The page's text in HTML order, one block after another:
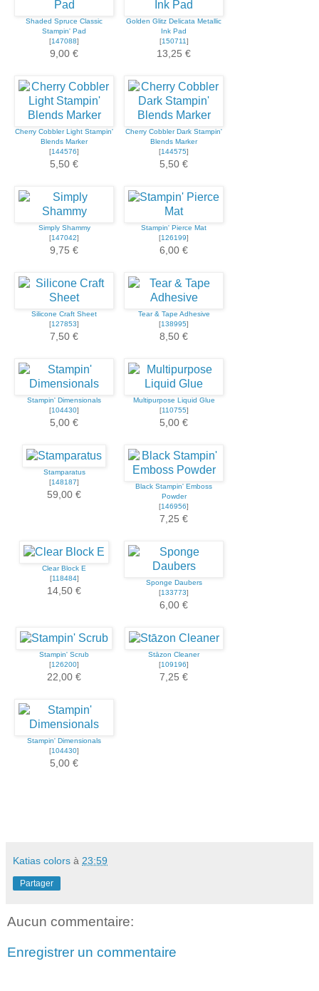
Shaded Spruce Classic
Stampin' Pad
[147088]
9,00 €
Golden Glitz Delicata Metallic
Ink Pad
[150711]
13,25 €
Cherry Cobbler Light Stampin'
Blends Marker
[144576]
5,50 €
Cherry Cobbler Dark Stampin'
Blends Marker
[144575]
5,50 €
Simply Shammy
[147042]
9,75 €
Stampin' Pierce Mat
[126199]
6,00 €
Silicone Craft Sheet
[127853]
7,50 €
Tear & Tape Adhesive
[138995]
8,50 €
Stampin' Dimensionals
[104430]
5,00 €
Multipurpose Liquid Glue
[110755]
5,00 €
Stamparatus
[148187]
59,00 €
Black Stampin' Emboss
Powder
[146956]
7,25 €
Clear Block E
[118484]
14,50 €
Sponge Daubers
[133773]
6,00 €
Stampin' Scrub
[126200]
22,00 €
Stāzon Cleaner
[109196]
7,25 €
Stampin' Dimensionals
[104430]
5,00 €
Katias colors à 23:59
Partager
Aucun commentaire:
Enregistrer un commentaire